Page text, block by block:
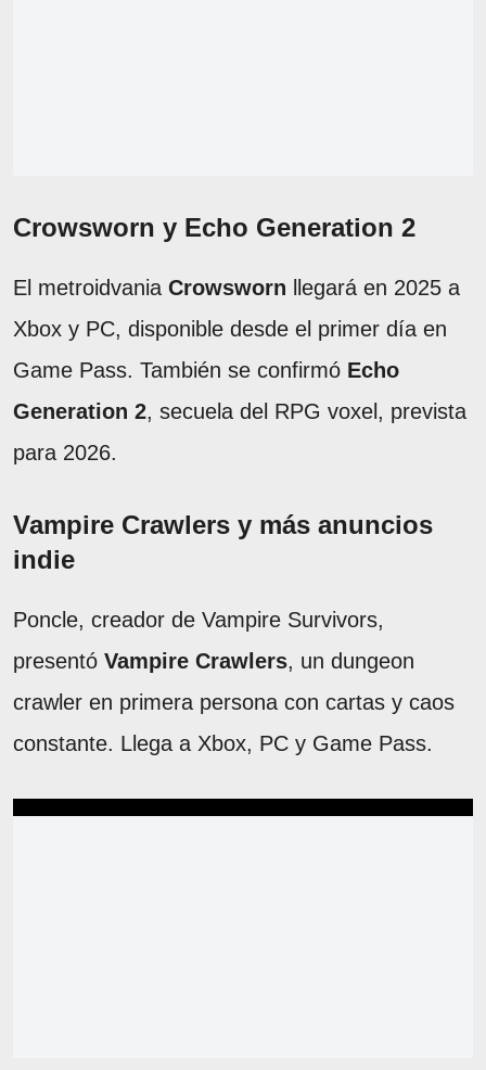
Crowsworn y Echo Generation 2
El metroidvania Crowsworn llegará en 2025 a
Xbox y PC, disponible desde el primer día en
Game Pass. También se confirmó Echo
Generation 2, secuela del RPG voxel, prevista
para 2026.
Vampire Crawlers y más anuncios
indie
Poncle, creador de Vampire Survivors,
presentó Vampire Crawlers, un dungeon
crawler en primera persona con cartas y caos
constante. Llega a Xbox, PC y Game Pass.